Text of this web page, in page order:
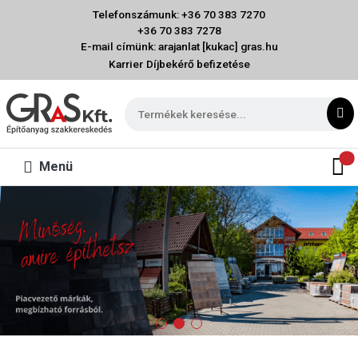
Telefonszámunk: +36 70 383 7270
+36 70 383 7278
E-mail címünk: arajanlat [kukac] gras.hu
Karrier Díjbekérő befizetése
Menü